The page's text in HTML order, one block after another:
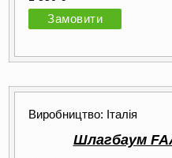
Замовити
Виробництво: Італія
Шлагбаум